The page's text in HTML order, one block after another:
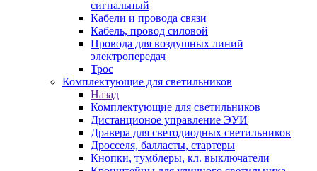
сигнальный
Кабели и провода связи
Кабель, провод силовой
Провода для воздушных линий
электропередач
Трос
Комплектующие для светильников
Назад
Комплектующие для светильников
Дистанционое управление ЭУИ
Дравера для светодиодных светильников
Дросселя, балласты, стартеры
Кнопки, тумблеры, кл. выключатели